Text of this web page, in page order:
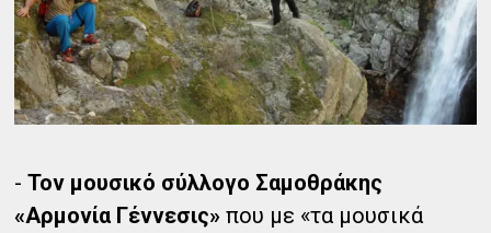
-Τον μουσικό σύλλογο Σαμοθράκης
«Αρμονία Γέννεσις» που με «τα μουσικά